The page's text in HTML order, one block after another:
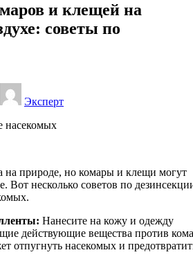
и клещей на
советы по
Эксперт
природе, но комары и клещи могут
Вот несколько советов по
Нанесите на кожу и одежду
действующие вещества против
отпугнуть насекомых и